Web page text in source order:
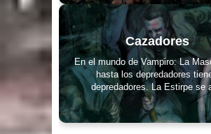
Cazadores
En el mundo de Vampiro: La
hasta los depredadores
depredadores. La Estirpe se